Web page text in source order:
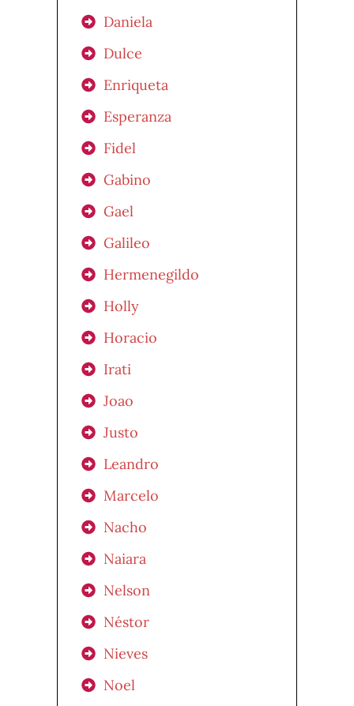
Daniela
Dulce
Enriqueta
Esperanza
Fidel
Gabino
Gael
Galileo
Hermenegildo
Holly
Horacio
Irati
Joao
Justo
Leandro
Marcelo
Nacho
Naiara
Nelson
Néstor
Nieves
Noel